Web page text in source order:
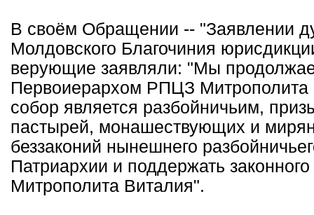
В своём Обращении -- "Заявлении
Молдовского Благочиния
верующие заявляли: "Мы
Первоиерархом РПЦЗ Митрополита
собор является разбойничьим,
пастырей, монашествующих и
беззаконий нынешнего
Патриархии и поддержать
Митрополита Виталия".